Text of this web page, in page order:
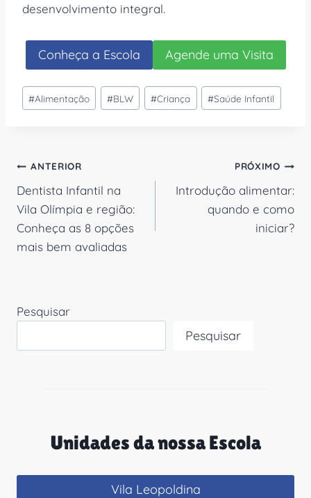
desenvolvimento integral.
Conheça a Escola Agende uma Visita
Tags
do
#Alimentação #BLW #Criança #Saúde Infantil
Navegação
de
Post
ANTERIOR
Dentista Infantil na
Vila Olímpia e região:
Conheça as 8 opções
mais bem avaliadas
PRÓXIMO
Introdução alimentar:
quando e como
iniciar?
Pesquisar
Pesquisar
Unidades da nossa Escola
Vila Leopoldina